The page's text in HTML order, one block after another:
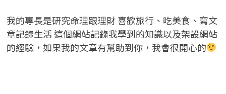
我的專長是研究命理跟理財 喜歡旅行、吃美食、寫文
章記錄生活 這個網站記錄我學到的知識以及架設網站
的經驗，如果我的文章有幫助到你，我會很開心的